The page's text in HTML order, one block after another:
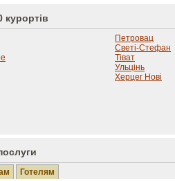
курортів
Петровац
Светі-Стефан
Тіват
Ульцінь
Херцег Нові
Готелям